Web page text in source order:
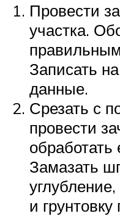
Провести
участка.
Записать
данные.
Срезать с
провести
обработать
Замазать
и